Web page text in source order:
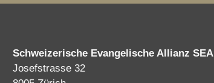
Schweizerische Evangelische Allianz SEA
Josefstrasse 32